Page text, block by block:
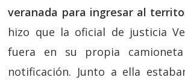
veranada para ingresar al
hizo que la oficial de justicia
fuera en su propia
notificación. Junto a ella